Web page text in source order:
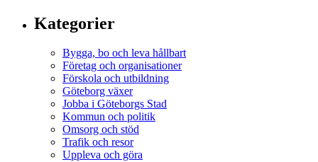
Kategorier
Bygga, bo och leva hållbart
Företag och organisationer
Förskola och utbildning
Göteborg växer
Jobba i Göteborgs Stad
Kommun och politik
Omsorg och stöd
Trafik och resor
Uppleva och göra